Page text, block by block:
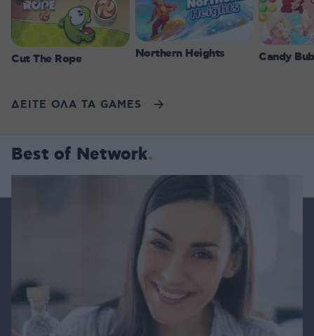
Cut The Rope Northern Heights Candy
ΔΕΙΤΕ ΟΛΑ ΤΑ GAMES
Best of Network